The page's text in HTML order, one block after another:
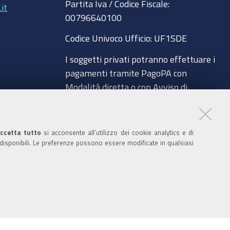
tutto si acconsente all’utilizzo dei cookie analytics e di
Le preferenze possono essere modificate in qualsiasi
b
o
o
u
b
e
t
e
Partita Iva / Codice Fiscale:
00796640100
Codice Univoco Ufficio: UF1SDE
I soggetti privati potranno effettuare i
pagamenti tramite PagoPA con
Modalità diretta o con Avviso di
Codice IBAN per le pubbliche
amministrazioni comprese nel regime di